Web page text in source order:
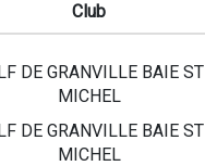
Club
DE GRANVILLE BAIE ST
MICHEL
DE GRANVILLE BAIE ST
MICHEL